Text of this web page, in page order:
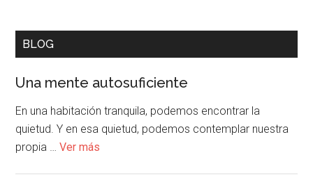
BLOG
Una mente autosuficiente
En una habitación tranquila, podemos encontrar la
quietud. Y en esa quietud, podemos contemplar nuestra
propia …Ver más